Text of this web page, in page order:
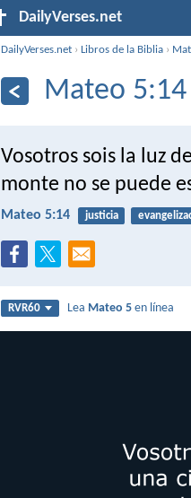
DailyVerses.net
DailyVerses.net ›Libros de la Biblia ›
Mateo 5:14
Vosotros sois la luz
monte no se puede
Mateo 5:14 justicia
RVR60 Lea Mateo 5 en línea